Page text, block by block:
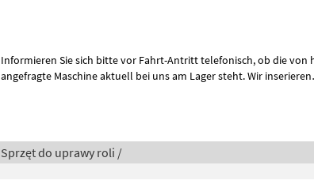
Informieren Sie sich bitte vor Fahrt-Antritt telefonisch, ob die von hnen
angefragte Maschine aktuell bei uns am Lager steht. Wir inserieren
Sprzęt do uprawy roli /